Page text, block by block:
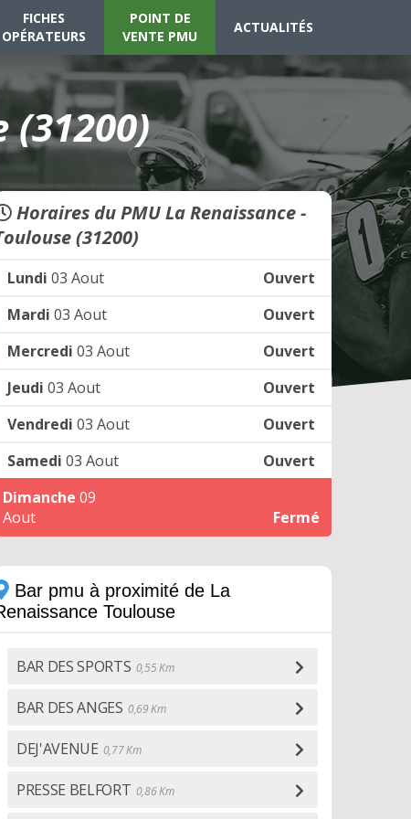
FICHES
OPÉRATEURS
POINT DE
VENTE PMU
ACTUALITÉS
(31200)
Horaires du PMU La Renaissance -
(31200)
Lundi 03 Aout
Ouvert
Mardi 03 Aout
Ouvert
Mercredi 03 Aout
Ouvert
Jeudi 03 Aout
Ouvert
Vendredi 03 Aout
Ouvert
Samedi 03 Aout
Ouvert
Dimanche 09
Aout
Fermé
Bar pmu à proximité de La
Toulouse
BAR DES SPORTS 0,55 Km
BAR DES ANGES 0,69 Km
DEJ'AVENUE 0,77 Km
PRESSE BELFORT 0,86 Km